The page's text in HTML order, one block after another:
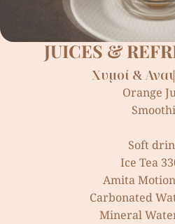
JUICES &
Χυµοί &
Orange
Soft
Ice Tea
Amita
Carbonated
Mineral